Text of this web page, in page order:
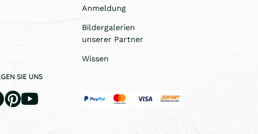
Anmeldung
Bildergalerien
unserer Partner
Wissen
SIE UNS